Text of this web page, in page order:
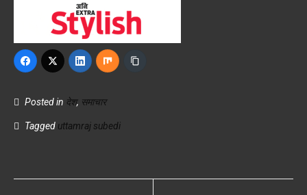
Posted in देश, समाचार
Tagged uttamraj subedi